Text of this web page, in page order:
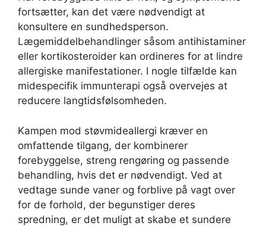
fortsætter, kan det være nødvendigt at
konsultere en sundhedsperson.
Lægemiddelbehandlinger såsom antihistaminer
eller kortikosteroider kan ordineres for at lindre
allergiske manifestationer. I nogle tilfælde kan
midespecifik immunterapi også overvejes at
reducere langtidsfølsomheden.
Kampen mod støvmideallergi kræver en
omfattende tilgang, der kombinerer
forebyggelse, streng rengøring og passende
behandling, hvis det er nødvendigt. Ved at
vedtage sunde vaner og forblive på vagt over
for de forhold, der begunstiger deres
spredning, er det muligt at skabe et sundere